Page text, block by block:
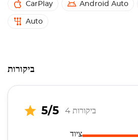
CarPlay Android Auto
Auto
ביקורות
5/5 4 ביקורות
ציוד